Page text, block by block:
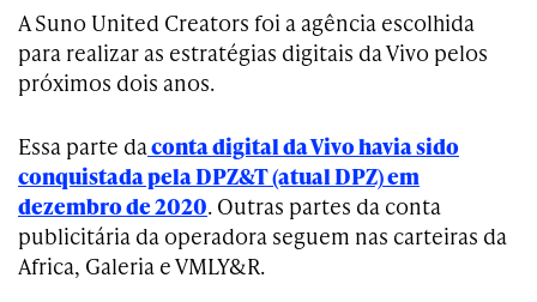
A Suno United Creators foi a agência escolhida
para realizar as estratégias digitais da Vivo pelos
próximos dois anos.
Essa parte daconta digital da Vivo havia sido
conquistada pela DPZ&T (atual DPZ) em
dezembro de 2020. Outras partes da conta
publicitária da operadora seguem nas carteiras da
Africa, Galeria e VMLY&R.